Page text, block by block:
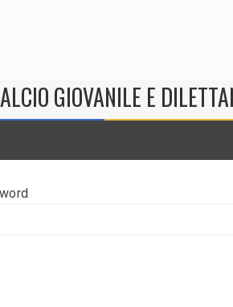
GIOVANILE E